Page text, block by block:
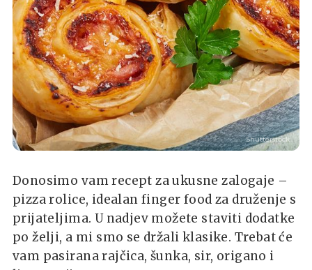
Shutterstock
Donosimo vam recept za ukusne zalogaje –
pizza rolice, idealan finger food za druženje s
prijateljima. U nadjev možete staviti dodatke
po želji, a mi smo se držali klasike. Trebat će
vam pasirana rajčica, šunka, sir, origano i